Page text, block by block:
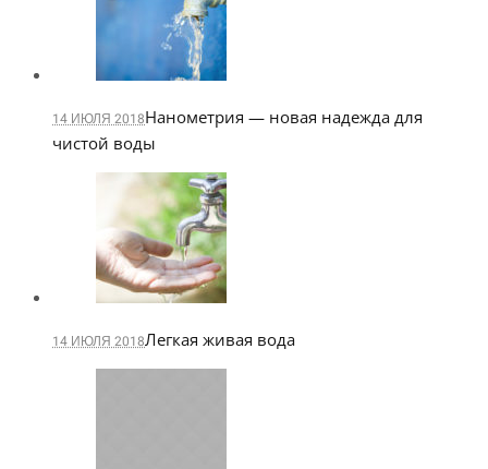
14 ИЮЛЯ 2018Нанометрия — новая надежда для
чистой воды
14 ИЮЛЯ 2018Легкая живая вода